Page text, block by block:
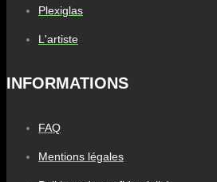
Plexiglas
L'artiste
INFORMATIONS
FAQ
Mentions légales